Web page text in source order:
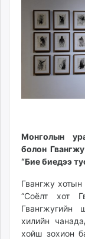
ikon.mn
mnb.mn
Livetv.mn
Eguur.mn
24tsag.mn
eagle.mn
today.mn
zuv.mn
ugluu.mn
urlag.mn
unen.mn
asu.mn
Монголын
болон
“Бие биедээ
Гвангжу хотын
“Соёлт хот
Гвангжугийн
хилийн
хойш зохион